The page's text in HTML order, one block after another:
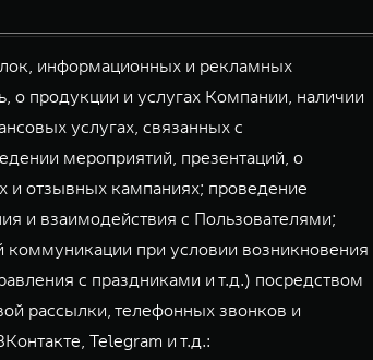
информационных и рекламных
о продукции и услугах Компании, наличии
услугах, связанных с
мероприятий, презентаций, о
и отзывных кампаниях; проведение
и взаимодействия с Пользователями;
при условии возникновения
с праздниками и т.д.) посредством
рассылки, телефонных звонков и
Telegram и т.д.: